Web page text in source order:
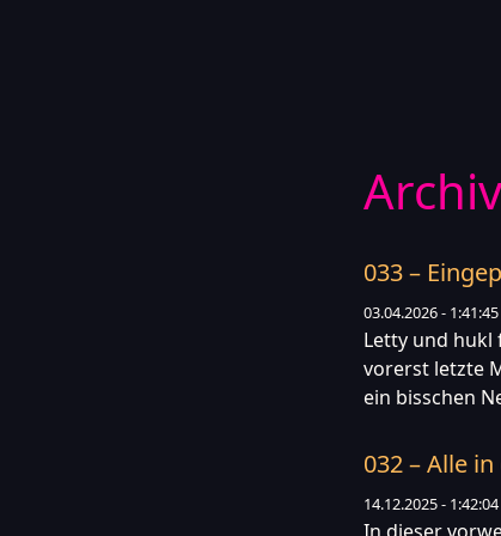
Archiv
033 –
03.04.2026 - 1:41:45
Letty und hukl
vorerst letzte
ein bisschen
032 – Alle
14.12.2025 - 1:42:04